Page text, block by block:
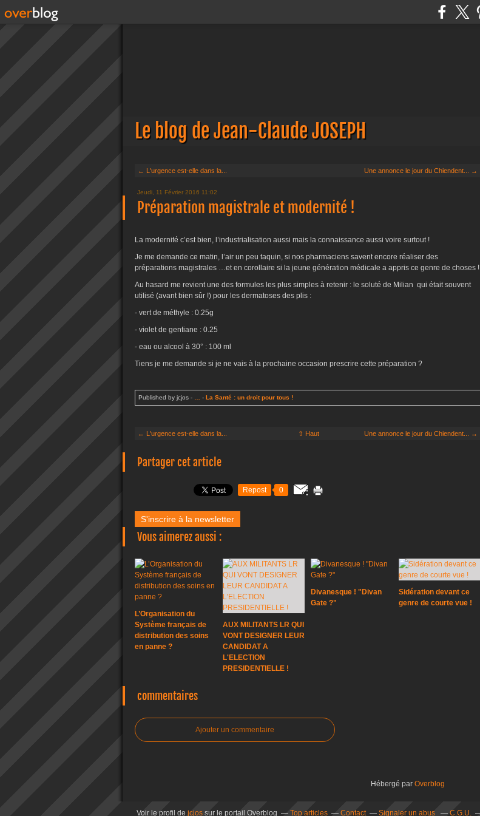
Le blog de Jean-Claude JOSEPH
← L'urgence est-elle dans la... Une annonce le jour du Chiendent... →
Jeudi, 11 Février 2016 11:02
Préparation magistrale et modernité !
La modernité c’est bien, l’industrialisation aussi mais la connaissance aussi voire surtout !
Je me demande ce matin, l’air un peu taquin, si nos pharmaciens savent encore réaliser des
préparations magistrales …et en corollaire si la jeune génération médicale a appris ce genre de choses !
Au hasard me revient une des formules les plus simples à retenir : le soluté de Milian qui était souvent
utilisé (avant bien sûr !) pour les dermatoses des plis :
- vert de méthyle : 0.25g
- violet de gentiane : 0.25
- eau ou alcool à 30° : 100 ml
Tiens je me demande si je ne vais à la prochaine occasion prescrire cette préparation ?
Published by jcjos - - La Santé : un droit pour tous !
← L'urgence est-elle dans la... ⇧ Haut Une annonce le jour du Chiendent... →
Partager cet article
Repost 0
S'inscrire à la newsletter
Vous aimerez aussi :
L’Organisation du
Système français de
distribution des soins
en panne ?
AUX MILITANTS LR QUI
VONT DESIGNER LEUR
CANDIDAT A
L'ELECTION
PRESIDENTIELLE !
Divanesque ! "Divan
Gate ?"
Sidération devant ce
genre de courte vue !
commentaires
Ajouter un commentaire
Hébergé par Overblog
Voir le profil de jcjos sur le portail Overblog Top articles Contact Signaler un abus C.G.U.